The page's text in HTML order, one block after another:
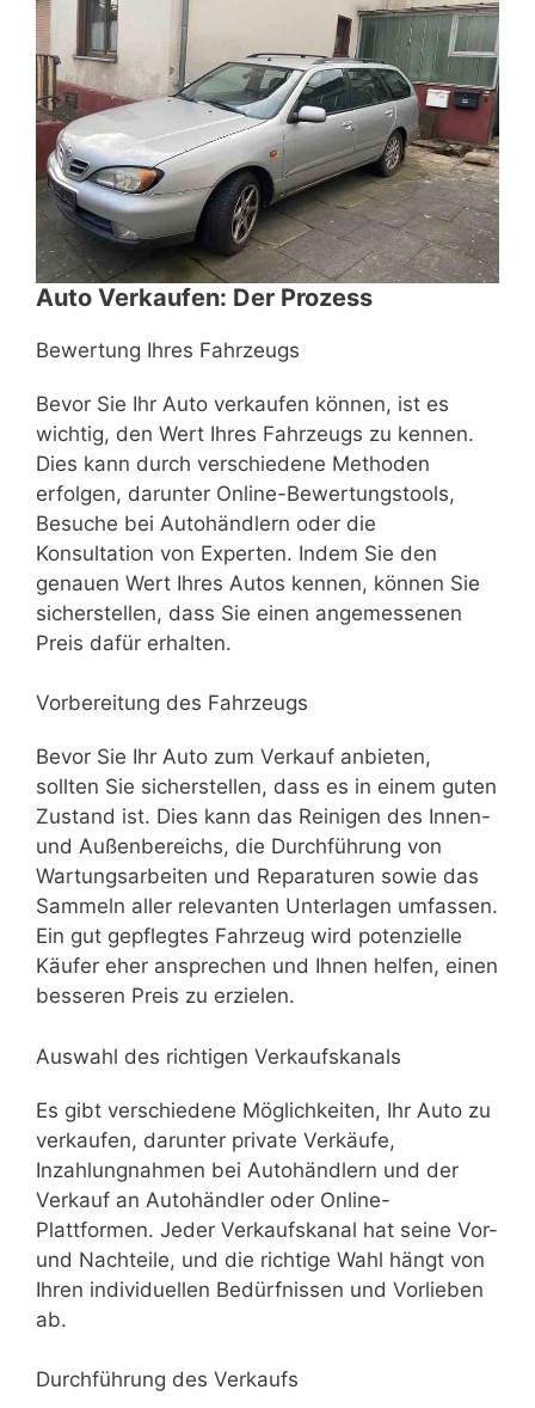
Auto Verkaufen: Der Prozess
Bewertung Ihres Fahrzeugs
Bevor Sie Ihr Auto verkaufen können, ist es
wichtig, den Wert Ihres Fahrzeugs zu kennen.
Dies kann durch verschiedene Methoden
erfolgen, darunter Online-Bewertungstools,
Besuche bei Autohändlern oder die
Konsultation von Experten. Indem Sie den
genauen Wert Ihres Autos kennen, können Sie
sicherstellen, dass Sie einen angemessenen
Preis dafür erhalten.
Vorbereitung des Fahrzeugs
Bevor Sie Ihr Auto zum Verkauf anbieten,
sollten Sie sicherstellen, dass es in einem guten
Zustand ist. Dies kann das Reinigen des Innen-
und Außenbereichs, die Durchführung von
Wartungsarbeiten und Reparaturen sowie das
Sammeln aller relevanten Unterlagen umfassen.
Ein gut gepflegtes Fahrzeug wird potenzielle
Käufer eher ansprechen und Ihnen helfen, einen
besseren Preis zu erzielen.
Auswahl des richtigen Verkaufskanals
Es gibt verschiedene Möglichkeiten, Ihr Auto zu
verkaufen, darunter private Verkäufe,
Inzahlungnahmen bei Autohändlern und der
Verkauf an Autohändler oder Online-
Plattformen. Jeder Verkaufskanal hat seine Vor-
und Nachteile, und die richtige Wahl hängt von
Ihren individuellen Bedürfnissen und Vorlieben
ab.
Durchführung des Verkaufs